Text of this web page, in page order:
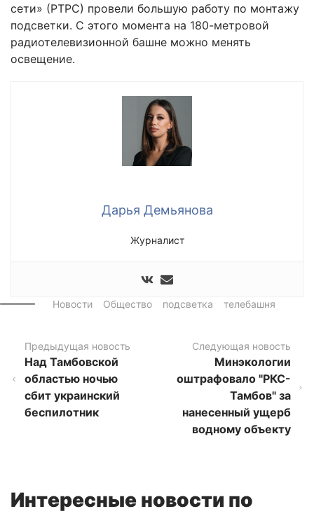
сети» (РТРС) провели большую работу по монтажу
подсветки. С этого момента на 180-метровой
радиотелевизионной башне можно менять
освещение.
Дарья Демьянова
Журналист
Новости Общество подсветка телебашня
Предыдущая новость
Над Тамбовской
областью ночью
сбит украинский
беспилотник
Следующая новость
Минэкологии
оштрафовало "РКС-
Тамбов" за
нанесенный ущерб
водному объекту
Интересные новости по